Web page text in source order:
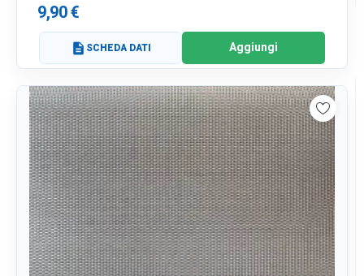
9,90 €
description SCHEDA DATI Aggiungi